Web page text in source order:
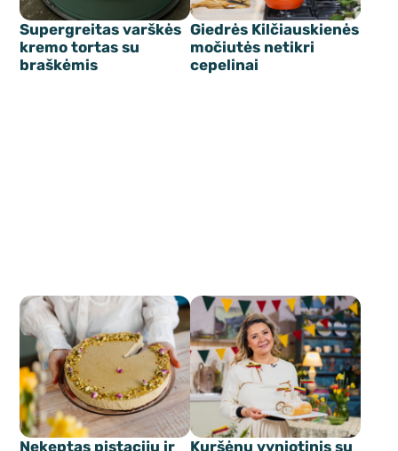
Supergreitas varškės
kremo tortas su
braškėmis
Giedrės Kilčiauskienės
močiutės netikri
cepelinai
Nekeptas pistacijų ir
Kuršėnų vyniotinis su